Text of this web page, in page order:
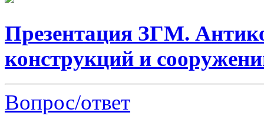
Презентация ЗГМ.
конструкций и
Вопрос/ответ